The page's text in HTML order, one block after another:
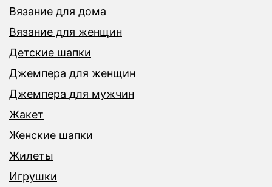
Вязание для дома
Вязание для женщин
Детские шапки
Джемпера для женщин
Джемпера для мужчин
Жакет
Женские шапки
Жилеты
Игрушки